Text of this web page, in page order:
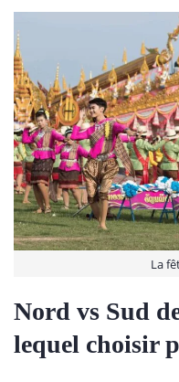
La
Nord vs Sud
lequel choisir